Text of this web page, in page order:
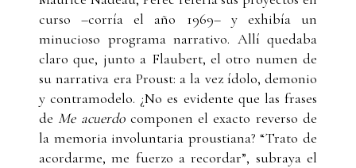
curso –corría el año 1969– y exhibía un
minucioso programa narrativo. Allí quedaba
claro que, junto a Flaubert, el otro numen de
su narrativa era Proust: a la vez ídolo, demonio
y contramodelo. ¿No es evidente que las frases
de Me acuerdocomponen el exacto reverso de
la memoria involuntaria proustiana? “Trato de
acordarme, me fuerzo a recordar”, subraya el